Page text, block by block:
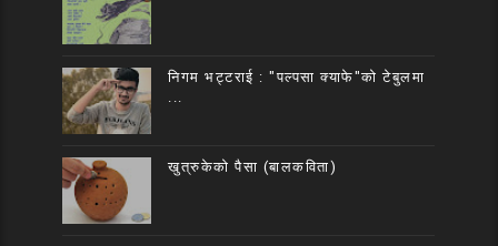
निगम भट्टराई : "पल्पसा क्याफे"को टेबुलमा
खुत्रुकेको पैसा (बालकविता)